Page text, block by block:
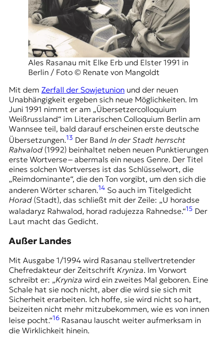
Ales Rasanau mit Elke Erb und Elster 1991 in
Berlin / Foto © Renate von Mangoldt
Mit dem Zerfall der Sowjetunionund der neuen
Unabhängigkeit ergeben sich neue Möglichkeiten. Im
Juni 1991 nimmt er am „Übersetzercolloquium
Weißrussland“ im Literarischen Colloquium Berlin am
Wannsee teil, bald darauf erscheinen erste deutsche
Übersetzungen.13 Der Band In der Stadt herrscht
Rahvalod(1992) beinhaltet neben neuen Punktierungen
erste Wortverse ‒ abermals ein neues Genre. Der Titel
eines solchen Wortverses ist das Schlüsselwort, die
„Reimdominante“, die den Ton vorgibt, um den sich die
anderen Wörter scharen.14So auch im Titelgedicht
Horad(Stadt), das schließt mit der Zeile: „U horadse
waladaryz Rahwalod, horad radujezza Rahnedse.“15 Der
Laut macht das Gedicht.
Außer Landes
Mit Ausgabe 1/1994 wird Rasanau stellvertretender
Chefredakteur der Zeitschrift Kryniza. Im Vorwort
schreibt er: „Kryniza wird ein zweites Mal geboren. Eine
Schale hat sie noch nicht, aber die wird sie sich mit
Sicherheit erarbeiten. Ich hoffe, sie wird nicht so hart,
beizeiten nicht mehr mitzubekommen, wie es von innen
leise pocht.“16Rasanau lauscht weiter aufmerksam in
die Wirklichkeit hinein.